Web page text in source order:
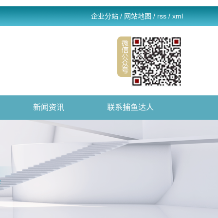
企业分站 / 网站地图 / rss / xml
新闻资讯 联系捕鱼达人